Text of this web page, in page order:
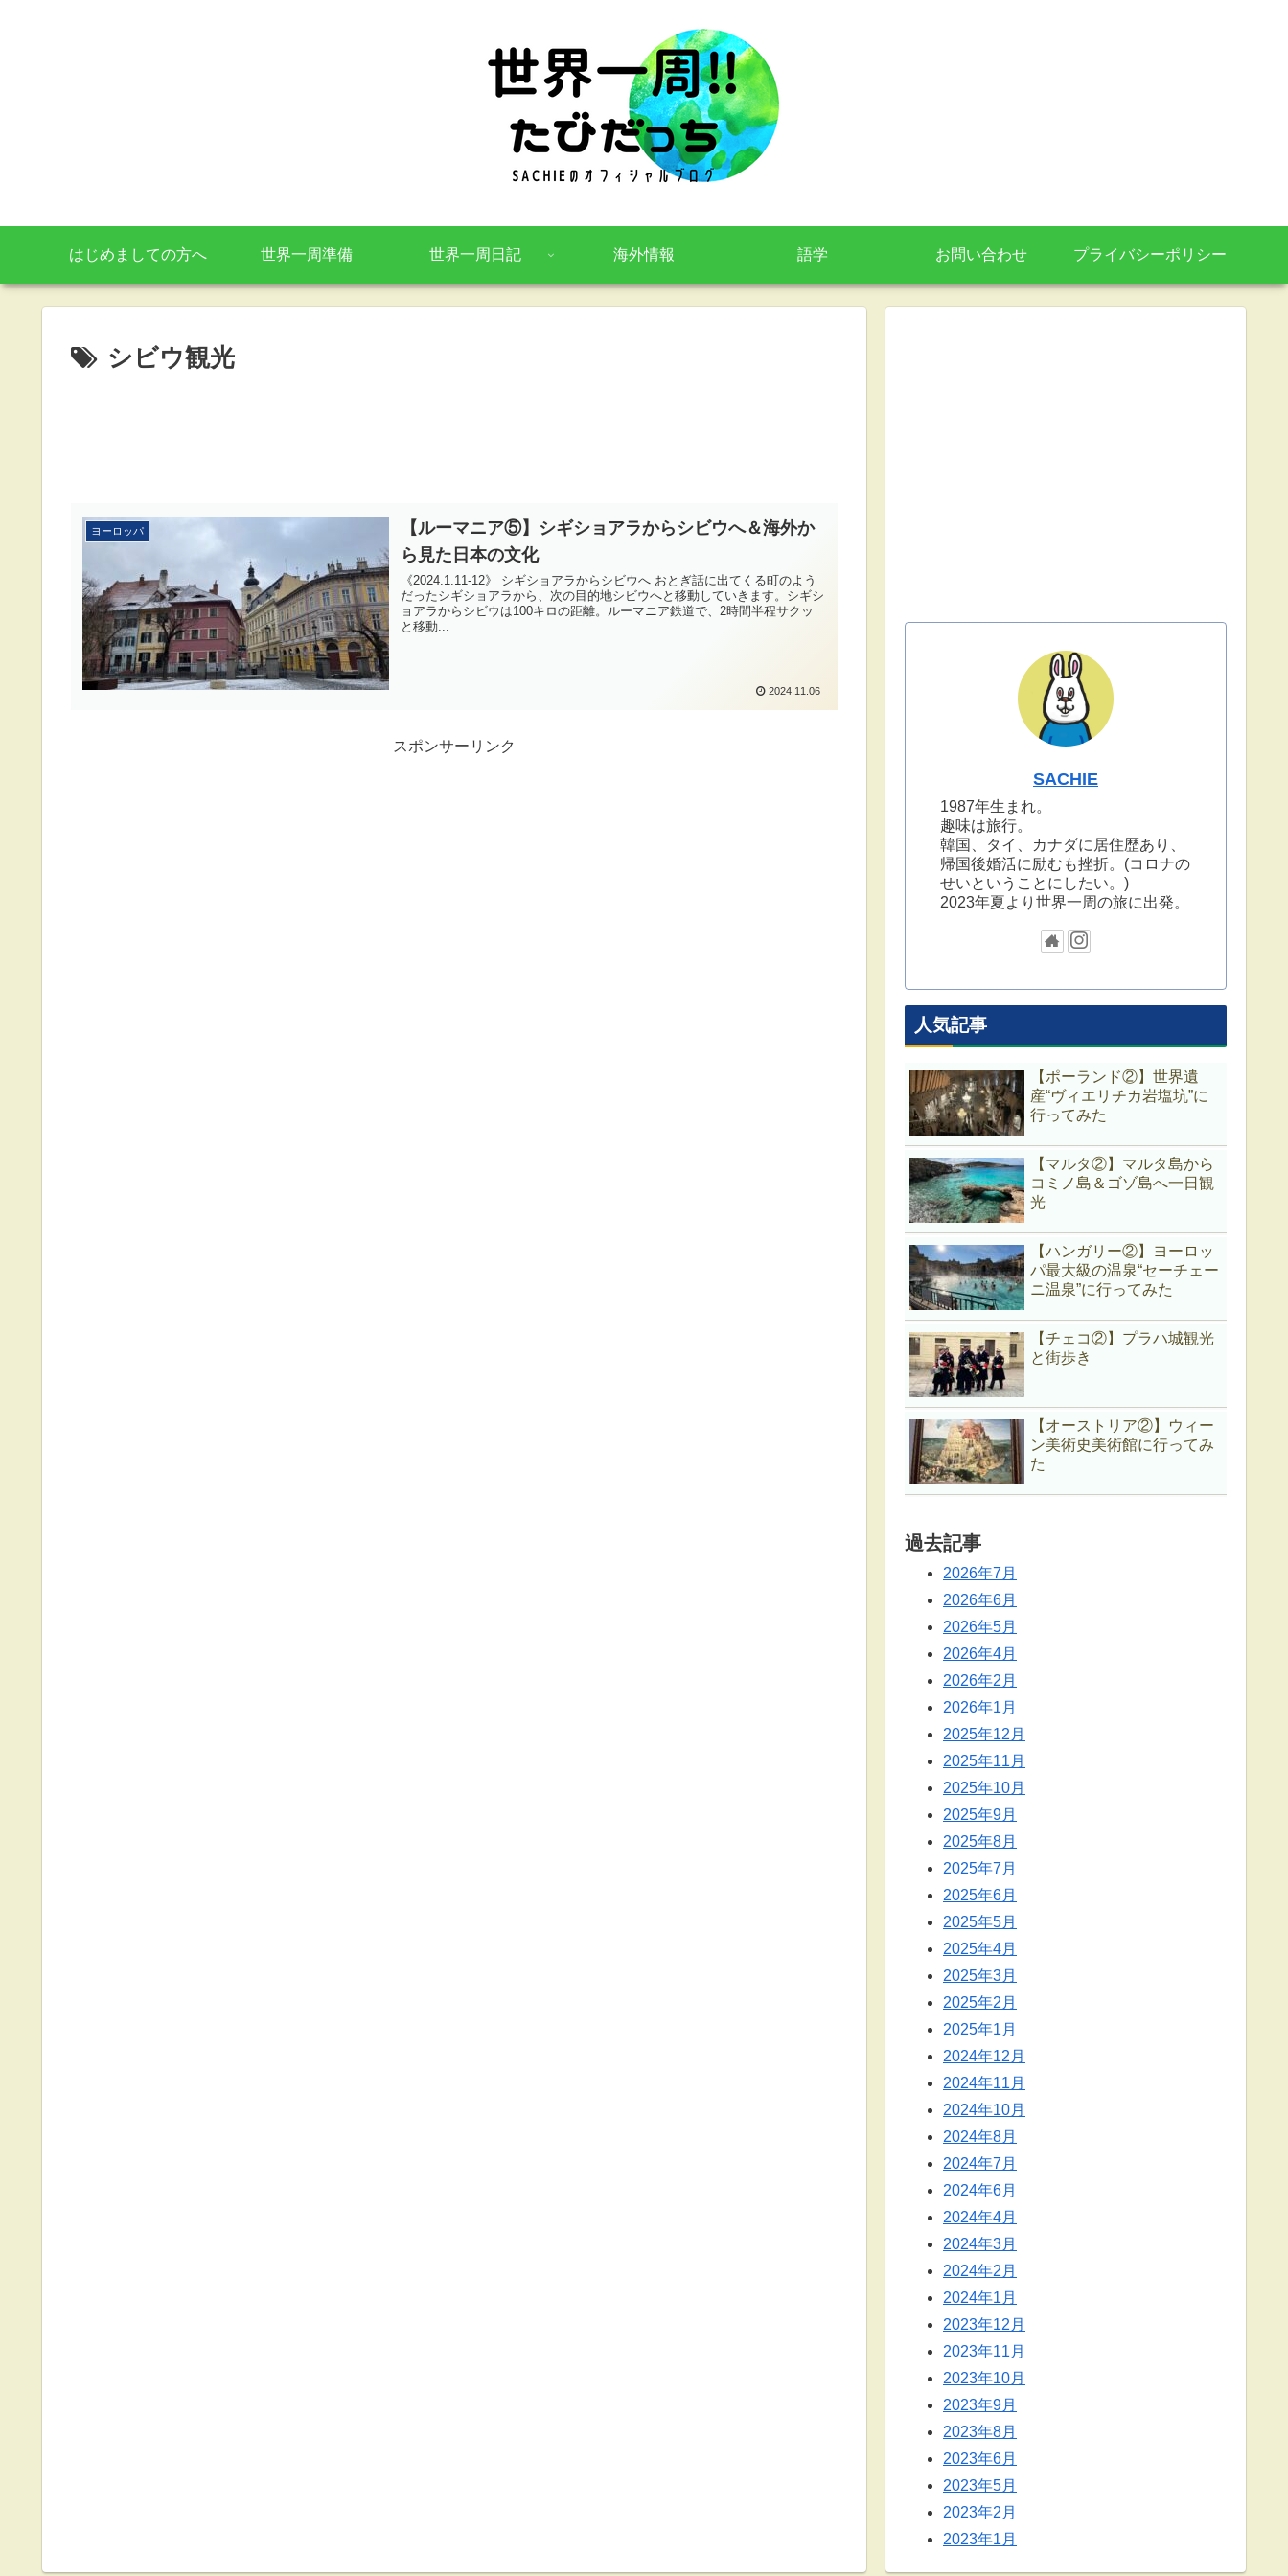
はじめましての方へ 世界一周準備 世界一周日記 海外情報 語学 お問い合わせ プライバシーポリシー
シビウ観光
ヨーロッパ
【ルーマニア⑤】シギショアラからシビウへ＆海外か
ら見た日本の文化
《2024.1.11-12》 シギショアラからシビウへ おとぎ話に出てくる町のよう
だったシギショアラから、次の目的地シビウへと移動していきます。シギシ
ョアラからシビウは100キロの距離。ルーマニア鉄道で、2時間半程サクッ
と移動...
2024.11.06
スポンサーリンク
SACHIE
1987年生まれ。
趣味は旅行。
韓国、タイ、カナダに居住歴あり、
帰国後婚活に励むも挫折。(コロナの
せいということにしたい。)
2023年夏より世界一周の旅に出発。
人気記事
【ポーランド②】世界遺
産“ヴィエリチカ岩塩坑”に
行ってみた
【マルタ②】マルタ島から
コミノ島＆ゴゾ島へ一日観
光
【ハンガリー②】ヨーロッ
パ最大級の温泉“セーチェー
ニ温泉”に行ってみた
【チェコ②】プラハ城観光
と街歩き
【オーストリア②】ウィー
ン美術史美術館に行ってみ
た
過去記事
2026年7月
2026年6月
2026年5月
2026年4月
2026年2月
2026年1月
2025年12月
2025年11月
2025年10月
2025年9月
2025年8月
2025年7月
2025年6月
2025年5月
2025年4月
2025年3月
2025年2月
2025年1月
2024年12月
2024年11月
2024年10月
2024年8月
2024年7月
2024年6月
2024年4月
2024年3月
2024年2月
2024年1月
2023年12月
2023年11月
2023年10月
2023年9月
2023年8月
2023年6月
2023年5月
2023年2月
2023年1月